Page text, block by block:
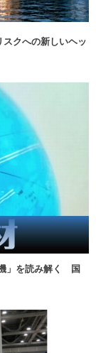
クへの新しいヘッ
機」を読み解く 国